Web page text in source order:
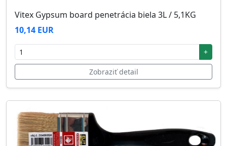
Vitex Gypsum board penetrácia biela 3L / 5,1KG
10,14 EUR
+
Zobraziť detail